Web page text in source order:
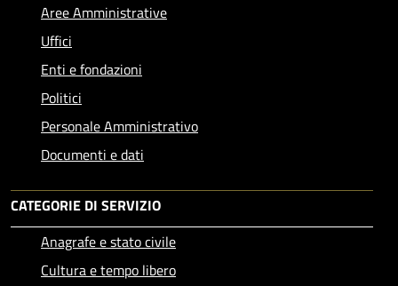
Aree Amministrative
Uffici
Enti e fondazioni
Politici
Personale Amministrativo
Documenti e dati
CATEGORIE DI SERVIZIO
Anagrafe e stato civile
Cultura e tempo libero